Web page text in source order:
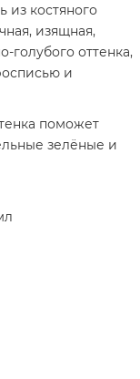
из костяного
изящная,
голубого оттенка,
и
поможет
зелёные и